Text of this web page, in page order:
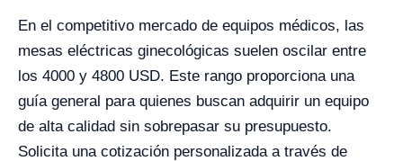
En el competitivo mercado de equipos médicos, las
mesas eléctricas ginecológicas suelen oscilar entre
los 4000 y 4800 USD. Este rango proporciona una
guía general para quienes buscan adquirir un equipo
de alta calidad sin sobrepasar su presupuesto.
Solicita una cotización personalizada a través de